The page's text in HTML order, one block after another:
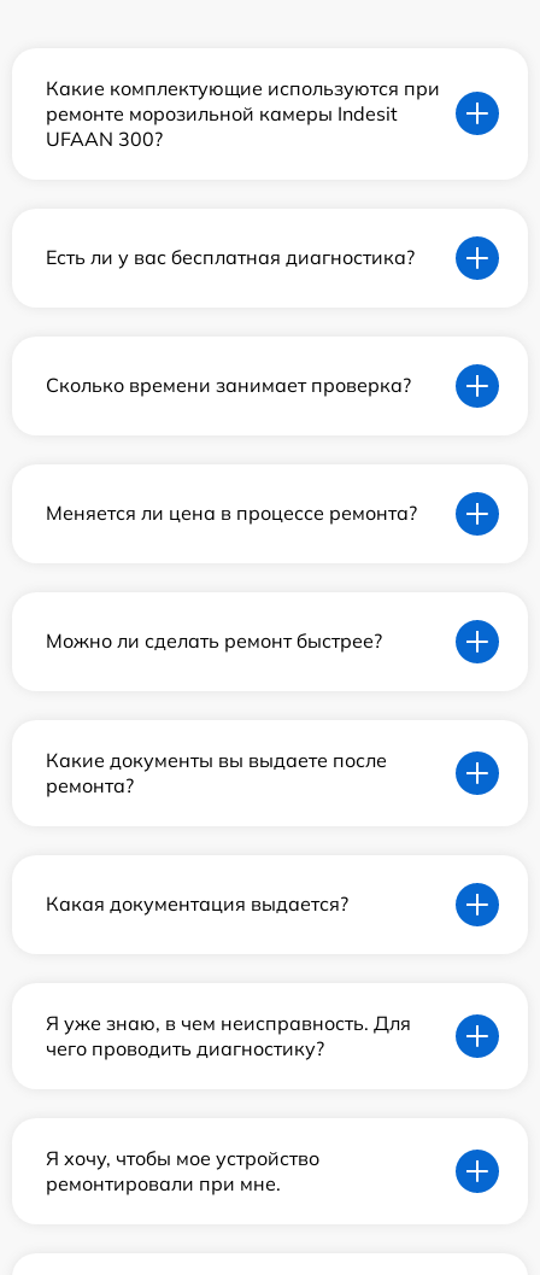
Какие комплектующие используются при
ремонте морозильной камеры Indesit
UFAAN 300?
Есть ли у вас бесплатная диагностика?
Сколько времени занимает проверка?
Меняется ли цена в процессе ремонта?
Можно ли сделать ремонт быстрее?
Какие документы вы выдаете после
ремонта?
Какая документация выдается?
Я уже знаю, в чем неисправность. Для
чего проводить диагностику?
Я хочу, чтобы мое устройство
ремонтировали при мне.